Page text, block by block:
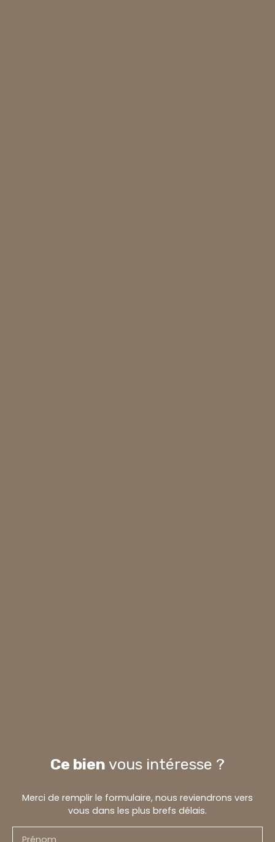
Ce bien vous intéresse ?
Merci de remplir le formulaire, nous reviendrons vers
vous dans les plus brefs délais.
Prénom